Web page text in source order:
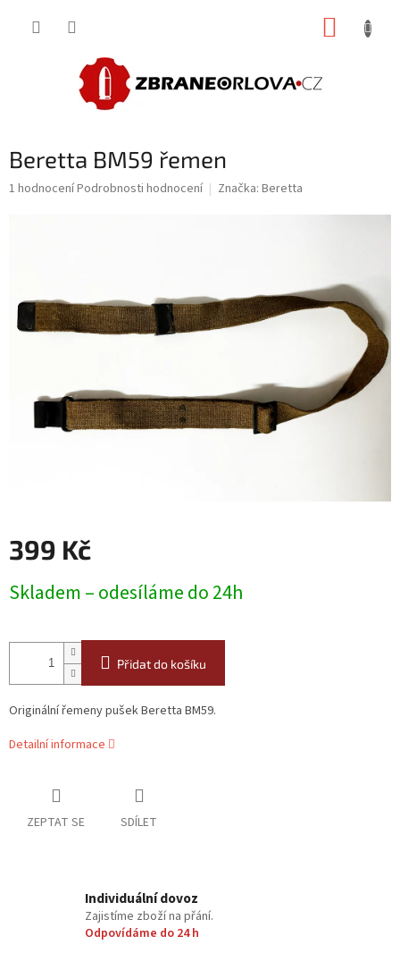
Beretta BM59 řemen
Průměrné
hvězdiček.
1 hodnoceníPodrobnosti hodnocení Značka: Beretta
399 Kč
cena:
Skladem – odesíláme do 24h
Přidat do košíku
Originální řemeny pušek Beretta BM59.
Detailní informace
ZEPTAT SE SDÍLET
Individuální dovoz
Zajistíme zboží na přání.
Odpovídáme do 24 h